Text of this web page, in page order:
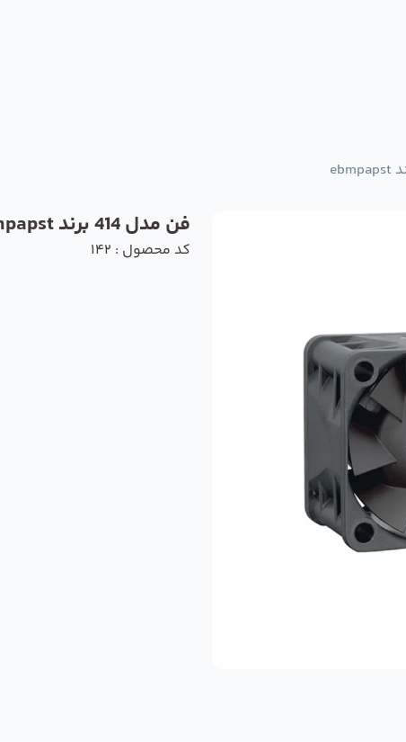
فن مدل 414 برند ebmpapst
کد محصول : 142